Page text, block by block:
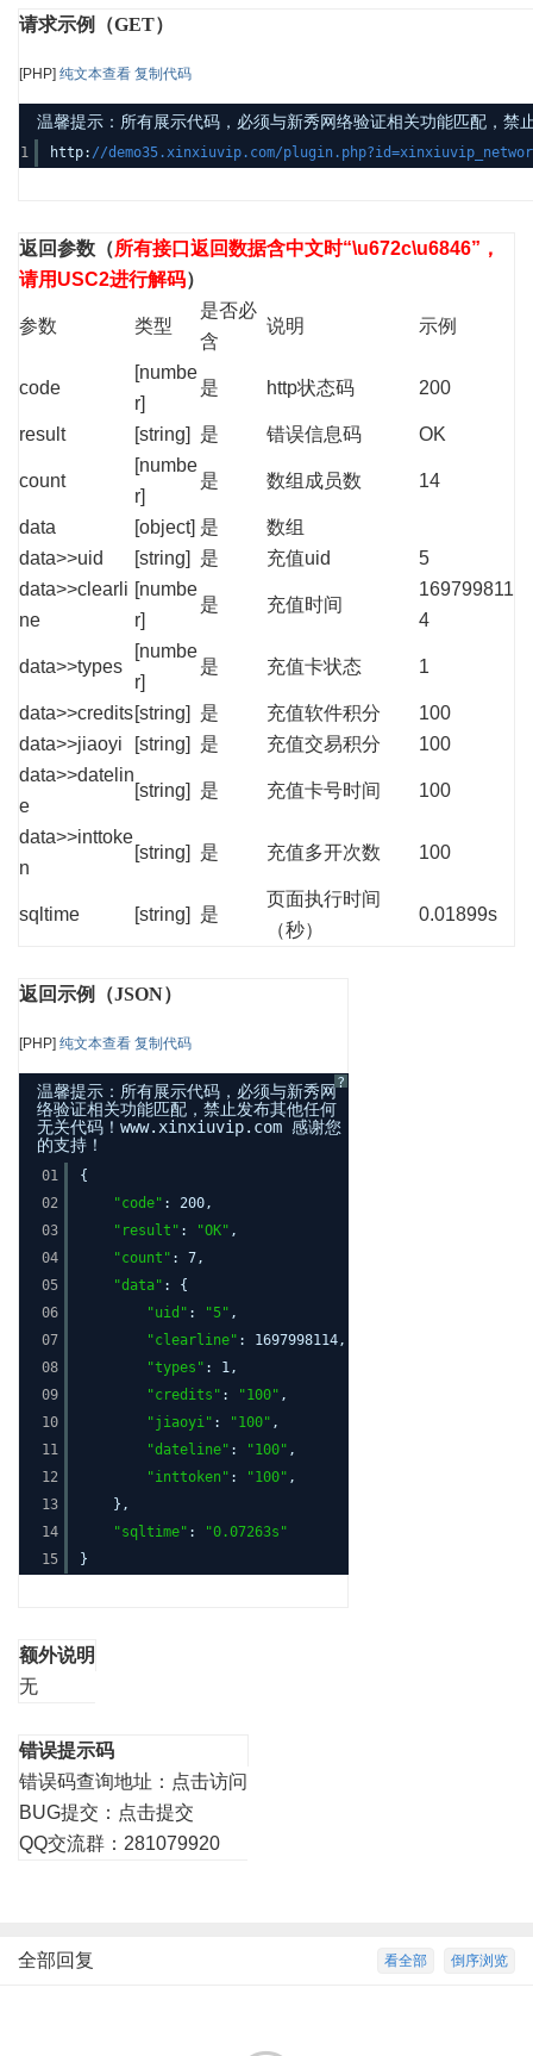
请求示例（GET）
[PHP] 纯文本查看 复制代码
温馨提示：所有展示代码，必须与新秀网络验证相关功能匹配，
1 http: //demo35.xinxiuvip.com/
返回参数 （所有接口返回数据含中文时“\u672c\u6846”，
请用USC2进行解码）
参数 类型
是否必
含
说明 示例
code
[numbe
r]
是 http状态码 200
result [string] 是 错误信息码 OK
count
[numbe
r]
是 数组成员数 14
data [object] 是
数组
data>>uid
[string] 是 充值uid
5
data>>clearli
ne
[numbe
r]
是 充值时间
169799811
4
data>>types
[numbe
r]
是 充值卡状态 1
data>>credits[string] 是 充值软件积分
100
data>>jiaoyi
[string] 是 充值交易积分
100
data>>datelin
e
[string] 是 充值卡号时间 100
data>>inttoke
n
[string] 是 充值多开次数 100
sqltime [string] 是
页面执行时间
（秒）
0.01899s
返回示例（JSON）
[PHP] 纯文本查看 复制代码
?
温馨提示：所有展示代码，必须与新秀网
络验证相关功能匹配，禁止发布其他任何
无关代码！www.xinxiuvip.com 感谢您
的支持！
01
02
03
04
05
06
07
08
09
10
11
12
13
14
15
{
"code" : 200,
"result" : "OK" ,
"count" : 7,
"data" : {
"uid" : "5" ,
"clearline" : 1697998114,
"types" : 1,
"credits" : "100" ,
"jiaoyi" : "100" ,
"dateline" : "100" ,
"inttoken" : "100" ,
},
"sqltime" :
"0.07263s"
}
额外说明
无
错误提示码
错误码查询地址： 点击访问
BUG提交： 点击提交
QQ交流群：281079920
倒序浏览
看全部
全部回复